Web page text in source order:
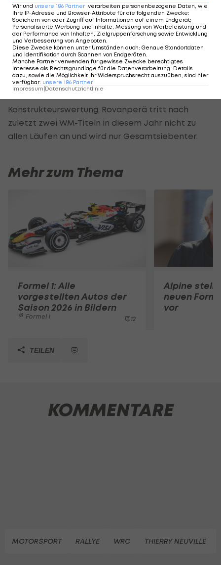
Vorsprung auf den zweitplatzierten Toyota-Pilot
Elfyn Evans. Der Waliser triumphiert zum Abschluss
in Japan vor seinem Teamkollegen, dem
französischen Achtfach-WeltmeisterSebastien
Ogier.
Toyota entreißt Hyundai beim Finale damit noch
Konstrukteurswertung. Rovanperä tritt nach
zuletzt zwei WM-Titeln in diesem Jahr nicht zu
allen Läufen an und wird nur Gesamtsiebenter.
Mehr zum Thema
Formel 1: Alle
vorgestellten Autos der
Saison 2026 in Bildern
Formel 1 12
Alpine stellt
neuen
vor
TEILEN
KOMMENTARE
MOTORSPORT RALLYE WRC THIERRY NEUVILLE
Wir und unsere 186 Partner verarbeiten personenbezogene Daten, wie
Ihre IP-Adresse und Browser-Attribute für die folgenden Zwecke:
Speichern von oder Zugriff auf Informationen auf einem Endgerät;
Personalisierte Werbung und Inhalte, Messung von Werbeleistung und
der Performance von Inhalten, Zielgruppenforschung sowie Entwicklung
und Verbesserung von Angeboten
Diese Zwecke können unter Umständen auch: Genaue Standortdaten
und Identifikation durch Scannen von Endgeräten
Manche Partner verwenden für gewisse Zwecke berechtigtes
Interesse als Rechtsgrundlage für die Datenverarbeitung. Details
dazu, sowie die Möglichkeit Ihr Widerspruchsrecht auszuüben, sind hier
verfügbar: unsere 186 Partner
Impressum|Datenschutzrichtlinie